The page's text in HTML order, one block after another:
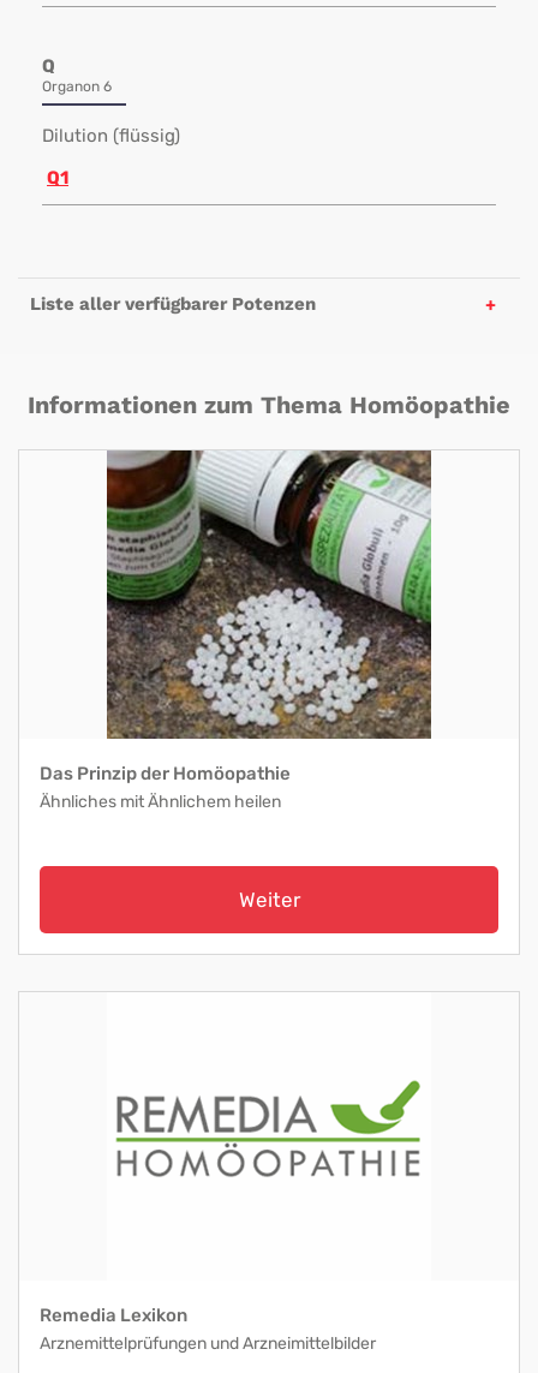
Q
Organon 6
Dilution (flüssig)
Q1
Liste aller verfügbarer Potenzen
Informationen zum Thema Homöopathie
Das Prinzip der Homöopathie
Ähnliches mit Ähnlichem heilen
Weiter
Remedia Lexikon
Arznemittelprüfungen und Arzneimittelbilder